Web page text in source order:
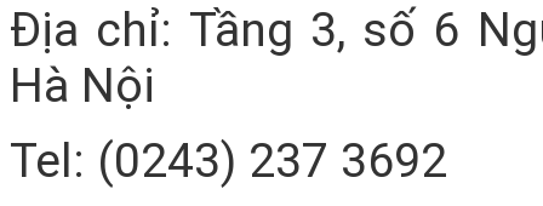
Địa chỉ: Tầng 3, số 6
Hà Nội
Tel: (0243) 237 3692